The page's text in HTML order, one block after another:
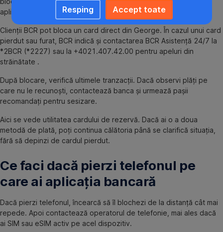
aplicație, folosește această opțiune imediat.
Clienții BCR pot bloca un card direct din George. În cazul unui card
pierdut sau furat, BCR indică și contactarea BCR Asistență 24/7 la
*2BCR (*2227) sau la +4021.407.42.00 pentru apeluri din
străinătate .
După blocare, verifică ultimele tranzacții. Dacă observi plăți pe
care nu le recunoști, contactează banca și urmează pașii
recomandați pentru sesizare.
Aici se vede utilitatea cardului de rezervă. Dacă ai o a doua
metodă de plată, poți continua călătoria până se clarifică situația,
fără să depinzi de cardul pierdut.
Ce faci dacă pierzi telefonul pe
care ai aplicația bancară
Dacă pierzi telefonul, încearcă să îl blochezi de la distanță cât mai
repede. Apoi contactează operatorul de telefonie, mai ales dacă
ai SIM sau eSIM activ pe acel dispozitiv.
Resping Accept toate